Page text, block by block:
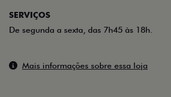
SERVIÇOS
De segunda a sexta, das 7h45 às 18h.
Mais informações sobre essa loja